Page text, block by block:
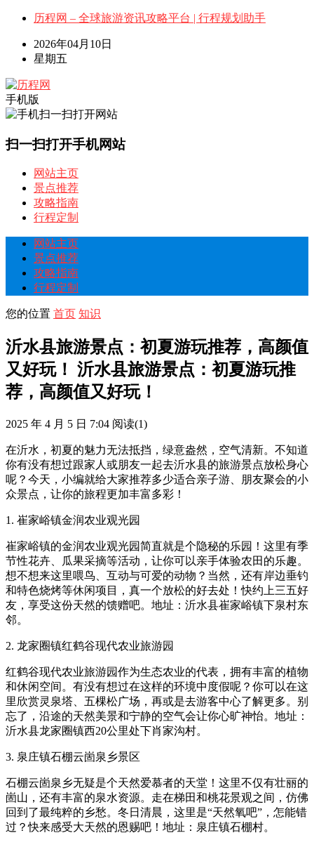
历程网 – 全球旅游资讯攻略平台 | 行程规划助手
2026年04月10日
星期五
手机版
扫一扫打开手机网站
网站主页
景点推荐
攻略指南
行程定制
网站主页
景点推荐
攻略指南
行程定制
您的位置 首页 知识
沂水县旅游景点：初夏游玩推荐，高颜值
又好玩！ 沂水县旅游景点：初夏游玩推
荐，高颜值又好玩！
2025 年 4 月 5 日 7:04 阅读(1)
在沂水，初夏的魅力无法抵挡，绿意盎然，空气清新。不知道
你有没有想过跟家人或朋友一起去沂水县的旅游景点放松身心
呢？今天，小编就给大家推荐多少适合亲子游、朋友聚会的小
众景点，让你的旅程更加丰富多彩！
1. 崔家峪镇金润农业观光园
崔家峪镇的金润农业观光园简直就是个隐秘的乐园！这里有季
节性花卉、瓜果采摘等活动，让你可以亲手体验农田的乐趣。
想不想来这里喂鸟、互动与可爱的动物？当然，还有岸边垂钓
和特色烧烤等休闲项目，真一个放松的好去处！快约上三五好
友，享受这份天然的馈赠吧。地址：沂水县崔家峪镇下泉村东
邻。
2. 龙家圈镇红鹤谷现代农业旅游园
红鹤谷现代农业旅游园作为生态农业的代表，拥有丰富的植物
和休闲空间。有没有想过在这样的环境中度假呢？你可以在这
里欣赏灵泉塔、五棵松广场，再或是去游客中心了解更多。别
忘了，沿途的天然美景和宁静的空气会让你心旷神怡。地址：
沂水县龙家圈镇西20公里处下肖家沟村。
3. 泉庄镇石棚云崮泉乡景区
石棚云崮泉乡无疑是个天然爱慕者的天堂！这里不仅有壮丽的
崮山，还有丰富的泉水资源。走在梯田和桃花景观之间，仿佛
回到了最纯粹的乡愁。冬日清晨，这里是“天然氧吧”，怎能错
过？快来感受大天然的恩赐吧！地址：泉庄镇石棚村。